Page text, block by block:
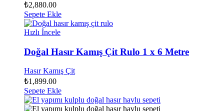
₺2,880.00
Sepete Ekle
Hızlı İncele
Doğal Hasır Kamış Çit Rulo 1 x 6 Metre
Hasır Kamış Çit
₺1,899.00
Sepete Ekle